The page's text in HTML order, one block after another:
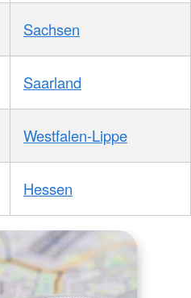
Sachsen
Saarland
Westfalen-Lippe
Hessen